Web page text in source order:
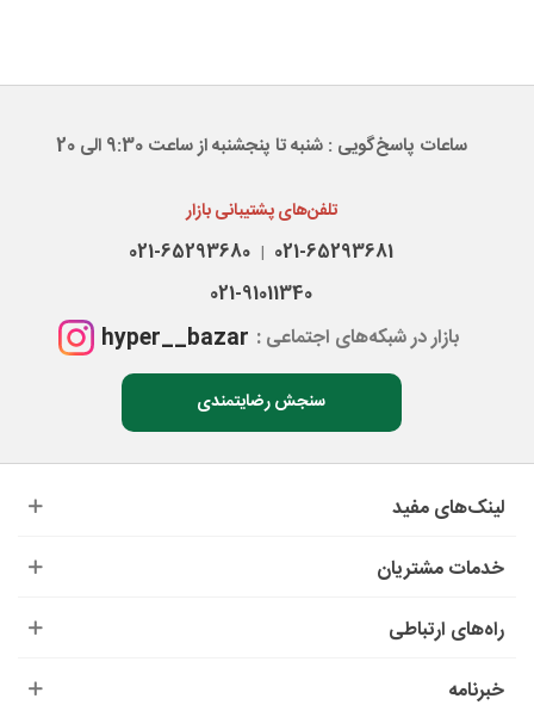
ساعات پاسخ‌گویی : شنبه تا پنجشنبه از ساعت 9:30 الی 20
تلفن‌های پشتیبانی بازار
021-65293681
|
021-65293680
021-91011340
بازار در شبکه‌های اجتماعی : hyper__bazar
سنجش رضایتمندی
لینک‌های مفید
خدمات مشتریان
راه‌های ارتباطی
خبرنامه